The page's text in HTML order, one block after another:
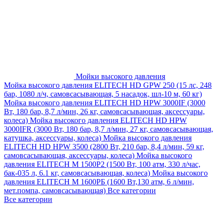
Мойки высокого давления
Мойка высокого давления ELITECH HD GPW 250 (15 лс, 248
бар, 1080 л/ч, самовсасывающая, 5 насадок, шл-10 м, 60 кг)
Мойка высокого давления ELITECH HD HPW 3000IF (3000
Вт, 180 бар, 8,7 л/мин, 26 кг, самовсасывающая, аксессуары,
колеса) Мойка высокого давления ELITECH HD HPW
3000IFR (3000 Вт, 180 бар, 8,7 л/мин, 27 кг, самовсасывающая,
катушка, аксессуары, колеса) Мойка высокого давления
ELITECH HD HPW 3500 (2800 Вт, 210 бар, 8,4 л/мин, 59 кг,
самовсасывающая, аксессуары, колеса) Мойка высокого
давления ELITECH M 1500P2 (1500 Вт, 100 атм, 330 л/час,
бак-035 л, 6.1 кг, самовсасывающая, колеса) Мойка высокого
давления ELITECH М 1600РБ (1600 Вт,130 атм, 6 л/мин,
мет.помпа, самовсасывающая) Все категории
Все категории